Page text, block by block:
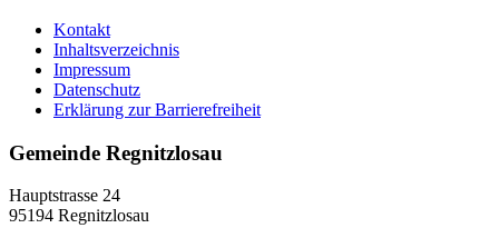
Kontakt
Inhaltsverzeichnis
Impressum
Datenschutz
Erklärung zur Barrierefreiheit
Gemeinde Regnitzlosau
Hauptstrasse 24
95194 Regnitzlosau